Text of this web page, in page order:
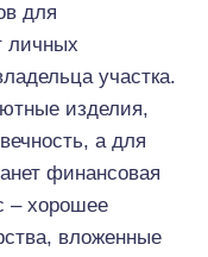
для
личных
участка.
изделия,
а для
финансовая
– хорошее
вложенные